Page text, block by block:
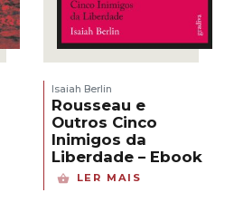
Isaiah Berlin
Rousseau e
Outros Cinco
Inimigos da
Liberdade – Ebook
LER MAIS